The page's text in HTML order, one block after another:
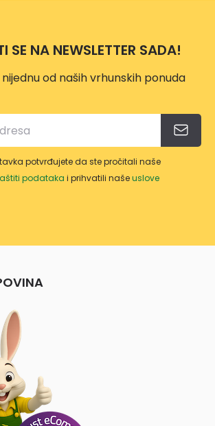
SE NA NEWSLETTER SADA!
od naših vrhunskih ponuda
potvrđujete da ste pročitali naše
podataka i prihvatili našeuslove